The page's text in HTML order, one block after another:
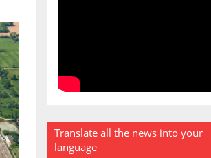
Translate all the news into your
language